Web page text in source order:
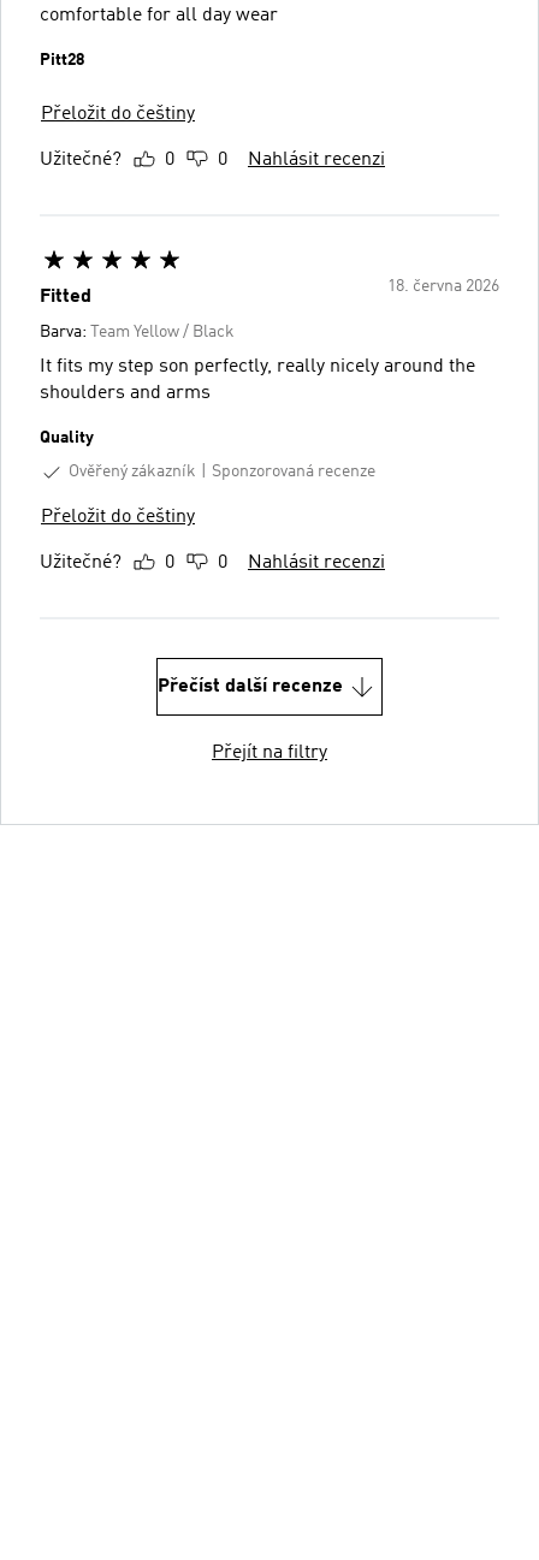
comfortable for all day wear
Pitt28
Přeložit do češtiny
Užitečné? 0 0 Nahlásit recenzi
18. června 2026
Fitted
Barva: Team Yellow / Black
It fits my step son perfectly, really nicely around the
shoulders and arms
Quality
Ověřený zákazník
Sponzorovaná recenze
Přeložit do češtiny
Užitečné? 0 0 Nahlásit recenzi
Přečíst další recenze
Přejít na filtry